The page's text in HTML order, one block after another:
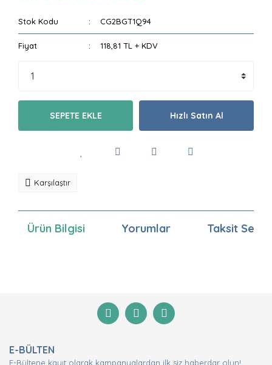
Stok Kodu CG2BGT1Q94
Fiyat 118,81 TL + KDV
SEPETE EKLE Hızlı Satın Al
Karşılaştır
Ürün Bilgisi Yorumlar Taksit
Yorum Yaz
Görüş ve önerileriniz için teşekkür ederiz.
Ürün açıklamasında eksik bilgiler bulunuyor.
E-BÜLTEN
E-Bültene kayıt olarak kampanyalardan ilk siz haberdar olun!